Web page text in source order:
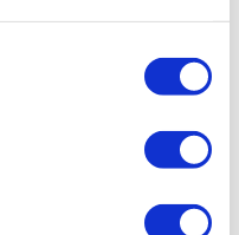
limitada.